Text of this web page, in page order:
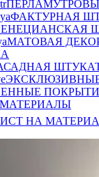
ФАКТУРНАЯ
МАТОВАЯ
МАТЕРИАЛЫ
НА